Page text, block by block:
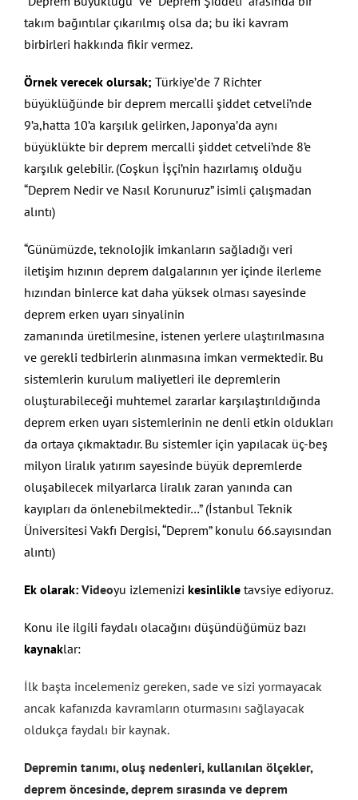
takım bağıntılar çıkarılmış olsa da; bu iki kavram
birbirleri hakkında fikir vermez.
Örnek verecek olursak; Türkiye’de 7 Richter
büyüklüğünde bir deprem mercalli şiddet cetveli’nde
9’a,hatta 10’a karşılık gelirken, Japonya’da aynı
büyüklükte bir deprem mercalli şiddet cetveli’nde 8’e
karşılık gelebilir. (Coşkun İşçi’nin hazırlamış olduğu
“Deprem Nedir ve Nasıl Korunuruz” isimli çalışmadan
alıntı)
“Günümüzde, teknolojik imkanların sağladığı veri
iletişim hızının deprem dalgalarının yer içinde ilerleme
hızından binlerce kat daha yüksek olması sayesinde
deprem erken uyarı sinyalinin
zamanında üretilmesine, istenen yerlere ulaştırılmasına
ve gerekli tedbirlerin alınmasına imkan vermektedir. Bu
sistemlerin kurulum maliyetleri ile depremlerin
oluşturabileceği muhtemel zararlar karşılaştırıldığında
deprem erken uyarı sistemlerinin ne denli etkin oldukları
da ortaya çıkmaktadır. Bu sistemler için yapılacak üç-beş
milyon liralık yatırım sayesinde büyük depremlerde
oluşabilecek milyarlarca liralık zaran yanında can
kayıpları da önlenebilmektedir…” (İstanbul Teknik
Üniversitesi Vakfı Dergisi, “Deprem” konulu 66.sayısından
alıntı)
Ek olarak: Videoyu izlemenizi kesinlikle tavsiye ediyoruz.
Konu ile ilgili faydalı olacağını düşündüğümüz bazı
kaynaklar:
İlk başta incelemeniz gereken, sade ve sizi yormayacak
ancak kafanızda kavramların oturmasını sağlayacak
oldukça faydalı bir kaynak.
Depremin tanımı, oluş nedenleri, kullanılan ölçekler,
deprem öncesinde, deprem sırasında ve deprem